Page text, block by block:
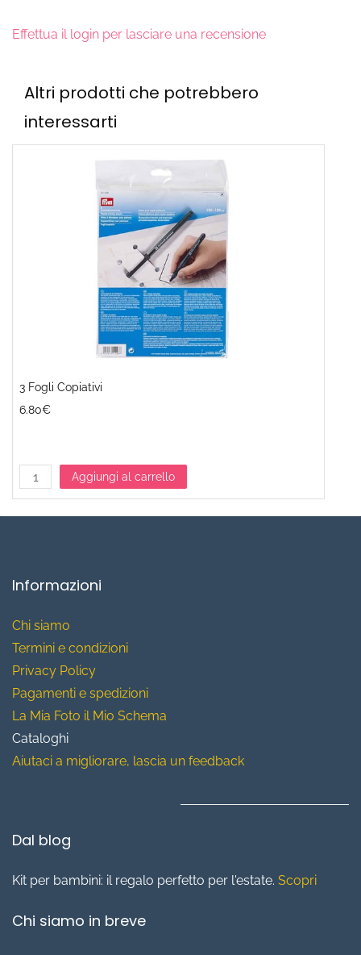
Effettua il login per lasciare una recensione
Altri prodotti che potrebbero
interessarti
3 Fogli Copiativi
6.80€
Aggiungi al carrello
Informazioni
Chi siamo
Termini e condizioni
Privacy Policy
Pagamenti e spedizioni
La Mia Foto il Mio Schema
Cataloghi
Aiutaci a migliorare, lascia un feedback
Dal blog
Kit per bambini: il regalo perfetto per l'estate. Scopri
Chi siamo in breve